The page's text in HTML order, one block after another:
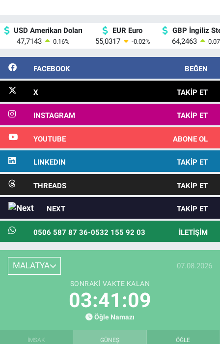
USD Amerikan Doları
47,7143
0.16%
EUR Euro
55,0317
-0.02%
GBP İngiliz
64,2463
0.07
FACEBOOK BEĞEN
X TAKIP ET
INSTAGRAM TAKIP ET
YOUTUBE ABONE OL
LINKEDIN TAKIP ET
THREADS TAKIP ET
NEXT TAKIP ET
0506 587 87 36-0532 155 92 03 İLETIŞIM
MALATYA 07.08.2026
SONRAKI VAKTE KALAN
03:41:07
Öğle Namazı
İMSAK GÜNEŞ ÖĞLE